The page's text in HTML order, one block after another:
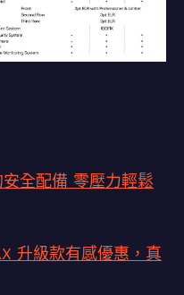
全配備 零壓力輕鬆
升級款有感優惠，真